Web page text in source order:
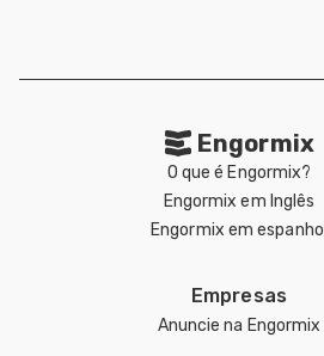
Engormix
O que é Engormix?
Engormix em Inglês
Engormix em espanhol
Empresas
Anuncie na Engormix